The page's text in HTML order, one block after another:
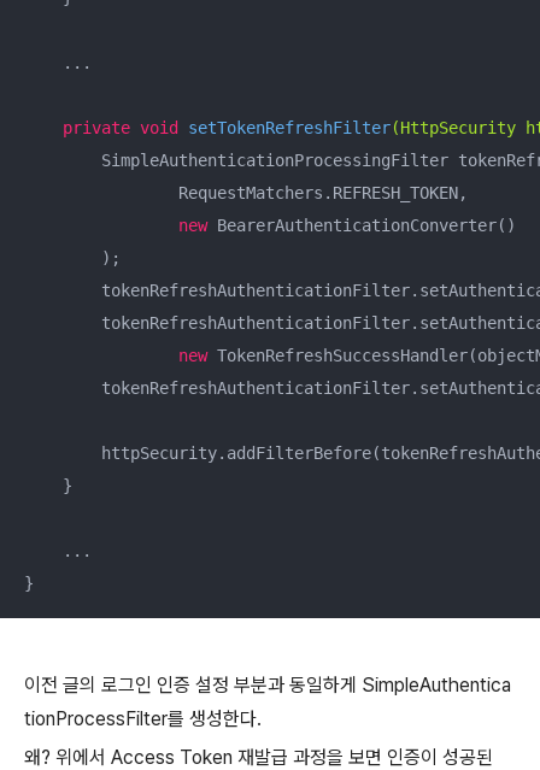
    ...
private void setTokenRefreshFilter(HttpSecurity
SimpleAuthenticationProcessingFilter
                RequestMatchers.REFRESH_TOKEN,
new BearerAuthenticationConverter()
        );
new
    }
    ...
}
이전 글의 로그인 인증 설정 부분과 동일하게 SimpleAuthentica
tionProcessFilter를 생성한다.
왜? 위에서 Access Token 재발급 과정을 보면 인증이 성공된